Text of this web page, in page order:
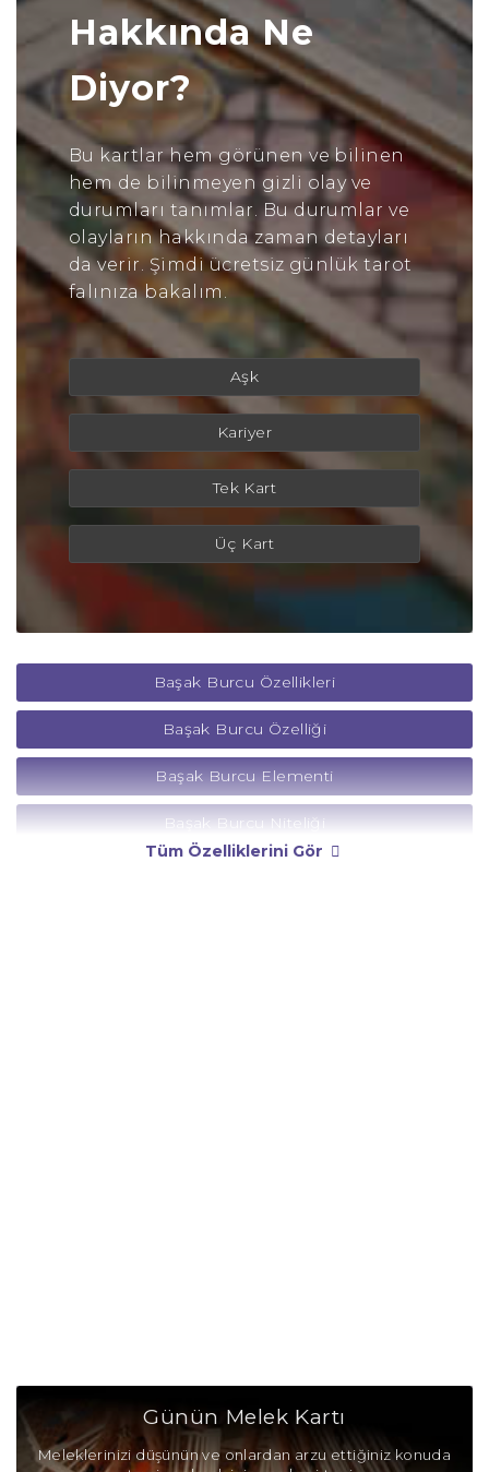
Hakkında Ne
Diyor?
Bu kartlar hem görünen ve bilinen
hem de bilinmeyen gizli olay ve
durumları tanımlar. Bu durumlar ve
olayların hakkında zaman detayları
da verir. Şimdi ücretsiz günlük tarot
falınıza bakalım.
Aşk
Kariyer
Tek Kart
Üç Kart
Başak Burcu Özellikleri
Başak Burcu Özelliği
Başak Burcu Elementi
Başak Burcu Niteliği
Başak Burcu Olumlu Yönleri
Başak Burcu Olumsuz Yönleri
Tüm Özelliklerini Gör
Günün Melek Kartı
Meleklerinizi düşünün ve onlardan arzu ettiğiniz konuda